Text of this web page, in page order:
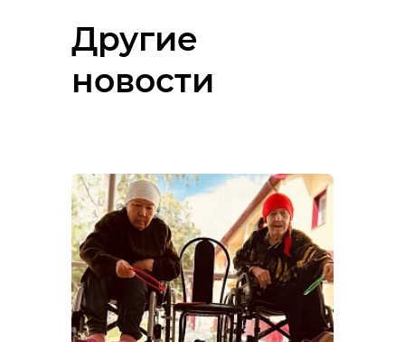
Другие
новости